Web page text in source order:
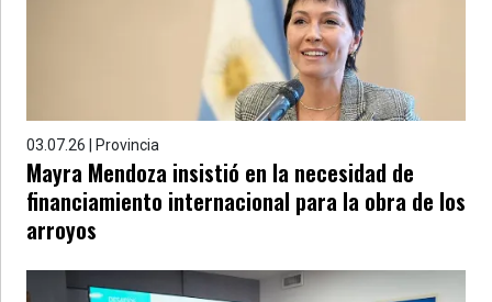
Cultura
Educación
03.07.26 | Provincia
Mayra Mendoza insistió en la necesidad de
financiamiento internacional para la obra de los
arroyos